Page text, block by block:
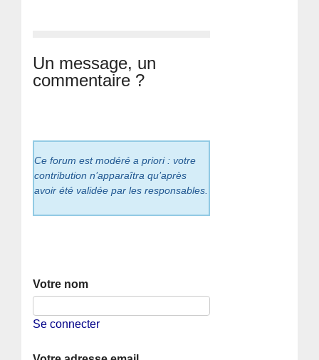
Un message, un
commentaire ?
Ce forum est modéré a priori : votre
contribution n’apparaîtra qu’après
avoir été validée par les responsables.
Votre nom
Se connecter